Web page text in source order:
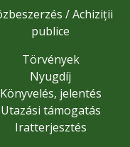
/ Achiziții
publice
Törvények
Nyugdíj
Könyvelés, jelentés
Utazási támogatás
Iratterjesztés